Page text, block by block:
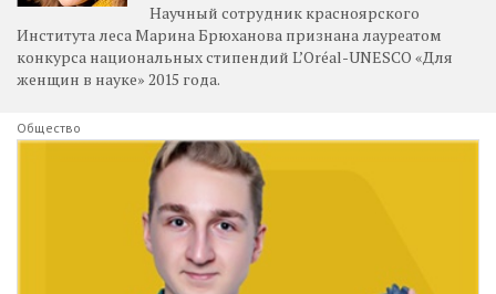
Научный сотрудник красноярского
Института леса Марина Брюханова признана лауреатом
конкурса национальных стипендий L’Oréal-UNESCO «Для
женщин в науке» 2015 года.
Общество